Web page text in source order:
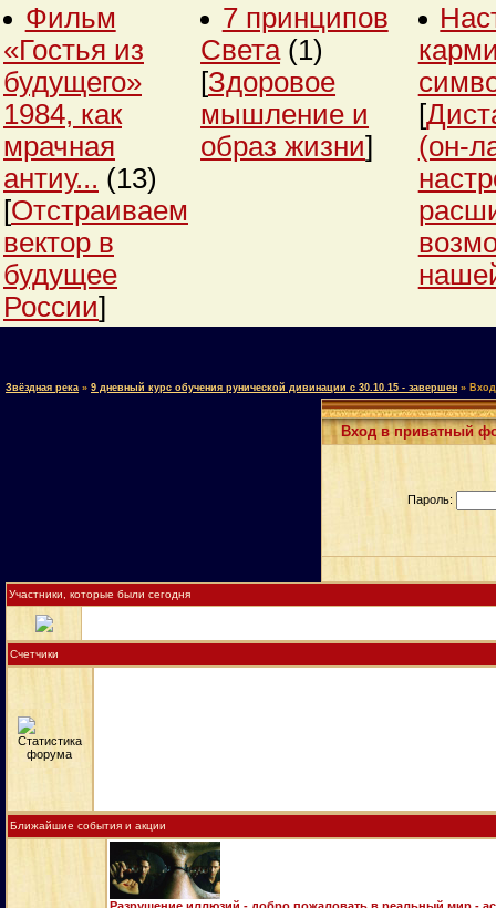
Фильм
«Гостья из
будущего»
1984, как
мрачная
антиу... (13)
[Отстраиваем
вектор в
будущее
России]
7 принципов
Света (1)
[Здоровое
мышление и
образ жизни]
[
(он-
Звёздная река » 9 дневный курс обучения рунической дивинации с 30.10.15 - завершен »
Вход в приватный
Пароль:
Участники, которые были сегодня
Счетчики
Ближайшие события и акции